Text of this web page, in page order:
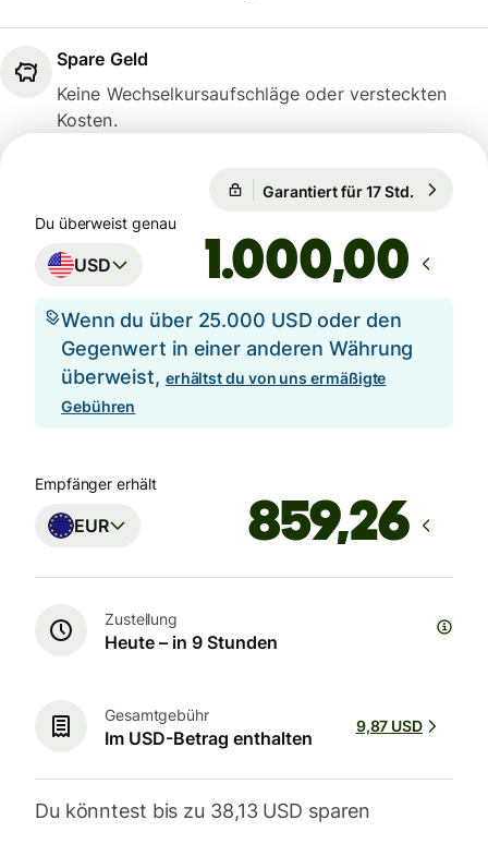
Spare Geld
Keine Wechselkursaufschläge oder versteckten
Kosten.
Garantiert für 17 Std.
Du überweist genau
USD ,00
Wenn du über 25.000 USD oder den
Gegenwert in einer anderen Währung
überweist, erhältst du von uns ermäßigte
Gebühren
Empfänger erhält
EUR
Zustellung
Heute – in 9 Stunden
Gesamtgebühr
Im USD-Betrag enthalten
9,87 USD
Du könntest bis zu 38,13 USD sparen